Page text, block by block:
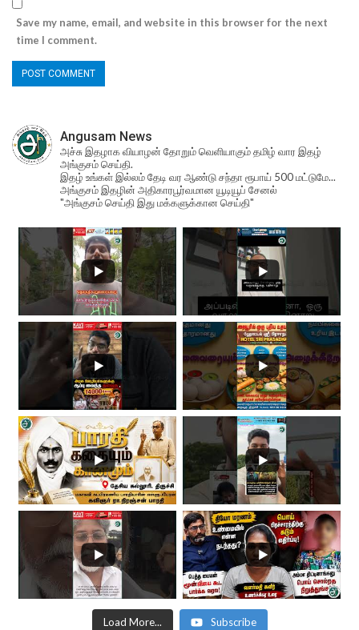
Save my name, email, and website in this browser for the next
time I comment.
Angusam News
அச்சு இதழாக வியாழன் தோறும் வெளியாகும் தமிழ் வார இதழ்
அங்குசம் செய்தி.
இதழ் உங்கள் இல்லம் தேடி வர ஆண்டு சந்தா ரூபாய் 500 மட்டுமே...
அங்குசம் இதழின் அதிகாரபூர்வமான யூடியூப் சேனல்
"அங்குசம் செய்தி இது மக்களுக்கான செய்தி"
Load More... Subscribe